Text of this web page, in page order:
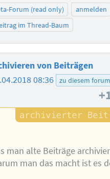
Forum (read only)
anmelden
im Thread-Baum
von Beiträgen
08:36 zu diesem forum
man alte Beiträge
man das macht ist es